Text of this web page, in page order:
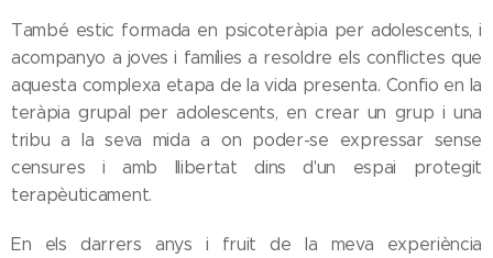
També estic formada en psicoteràpia per adolescents, i
acompanyo a joves i famílies a resoldre els conflictes que
aquesta complexa etapa de la vida presenta. Confio en la
teràpia grupal per adolescents, en crear un grup i una
tribu a la seva mida a on poder-se expressar sense
censures i amb llibertat dins d'un espai protegit
terapèuticament.
En els darrers anys i fruit de la meva experiència